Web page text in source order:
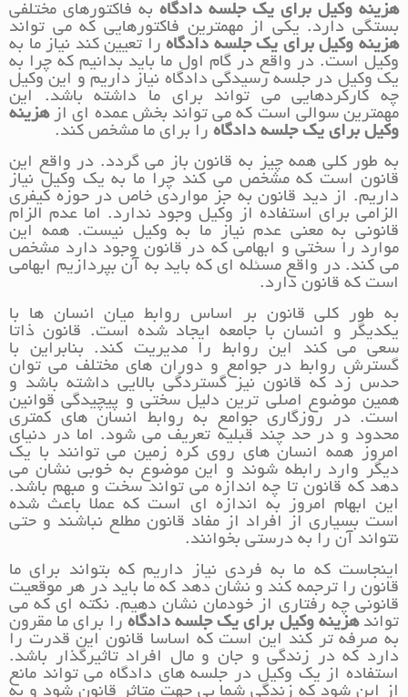
هزینه وکیل برای یک جلسه دادگاه به فاکتورهای مختلفی
بستگی دارد. یکی از مهمترین فاکتورهایی که می تواند
هزینه وکیل برای یک جلسه دادگاهرا تعیین کند نیاز ما به
وکیل است. در واقع در گام اول ما باید بدانیم که چرا به
یک وکیل در جلسه رسیدگی دادگاه نیاز داریم و این وکیل
چه کارکردهایی می تواند برای ما داشته باشد. این
مهمترین سوالی است که می تواند بخش عمده ای ازهزینه
وکیل برای یک جلسه دادگاه را برای ما مشخص کند.
به طور کلی همه چیز به قانون باز می گردد. در واقع این
قانون است که مشخص می کند چرا ما به یک وکیل نیاز
داریم. از دید قانون به جز مواردی خاص در حوزه کیفری
الزامی برای استفاده از وکیل وجود ندارد. اما عدم الزام
قانونی به معنی عدم نیاز ما به وکیل نیست. همه این
موارد را سختی و ابهامی که در قانون وجود دارد مشخص
می کند. در واقع مسئله ای که باید به آن بپردازیم ابهامی
است که قانون دارد.
به طور کلی قانون بر اساس روابط میان انسان ها با
یکدیگر و انسان با جامعه ایجاد شده است. قانون ذاتا
سعی می کند این روابط را مدیریت کند. بنابراین با
گسترش روابط در جوامع و دوران های مختلف می توان
حدس زد که قانون نیز گستردگی بالایی داشته باشد و
همین موضوع اصلی ترین دلیل سختی و پیچیدگی قوانین
است. در روزگاری جوامع به روابط انسان های کمتری
محدود و در حد چند قبلیه تعریف می شود. اما در دنیای
امروز همه انسان های روی کره زمین می توانند با یک
دیگر وارد رابطه شوند و این موضوع به خوبی نشان می
دهد که قانون تا چه اندازه می تواند سخت و مبهم باشد.
این ابهام امروز به اندازه ای است که عملا باعث شده
است بسیاری از افراد از مفاد قانون مطلع نباشند و حتی
نتواند آن را به درستی بخوانند.
اینجاست که ما به فردی نیاز داریم که بتواند برای ما
قانون را ترجمه کند و نشان دهد که ما باید در هر موقعیت
قانونی چه رفتاری از خودمان نشان دهیم. نکته ای که می
تواندهزینه وکیل برای یک جلسه دادگاه را برای ما مقرون
به صرفه تر کند این است که اساسا قانون این قدرت را
دارد که در زندگی و جان و مال افراد تاثیرگذار باشد.
استفاده از یک وکیل در جلسه های دادگاه می تواند مانع
از این شود که زندگی شما بی جهت متاثر قانون شود و به